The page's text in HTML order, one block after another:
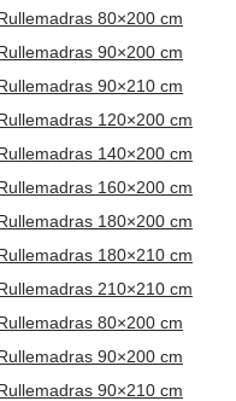
80×200 cm
90×200 cm
90×210 cm
120×200 cm
140×200 cm
160×200 cm
180×200 cm
180×210 cm
210×210 cm
80×200 cm
90×200 cm
90×210 cm